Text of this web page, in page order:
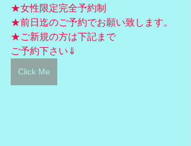
★女性限定完全予約制
★前日迄のご予約でお願い致します。
★ご新規の方は下記まで
ご予約下さい⇓
Click Me